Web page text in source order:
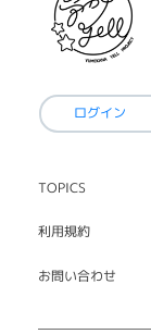
ログイン
TOPICS
利用規約
お問い合わせ